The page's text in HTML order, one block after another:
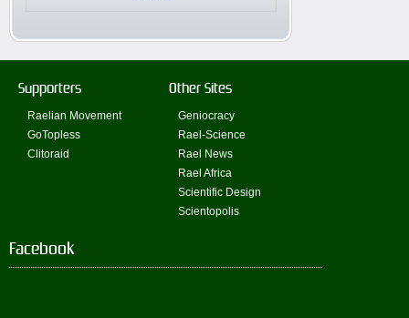
Supporters
Raelian Movement
GoTopless
Clitoraid
Other Sites
Geniocracy
Rael-Science
Rael News
Rael Africa
Scientific Design
Scientopolis
Facebook